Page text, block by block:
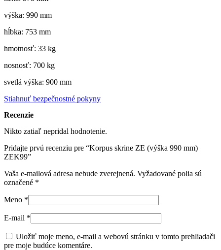
výška: 990 mm
hĺbka: 753 mm
hmotnosť: 33 kg
nosnosť: 700 kg
svetlá výška: 900 mm
Stiahnuť bezpečnostné pokyny
Recenzie
Nikto zatiaľ nepridal hodnotenie.
Pridajte prvú recenziu pre “Korpus skrine ZE (výška 990 mm)
ZEK99”
Vaša e-mailová adresa nebude zverejnená. Vyžadované polia sú
označené *
Meno *
E-mail *
Uložiť moje meno, e-mail a webovú stránku v tomto prehliadači
pre moje budúce komentáre.